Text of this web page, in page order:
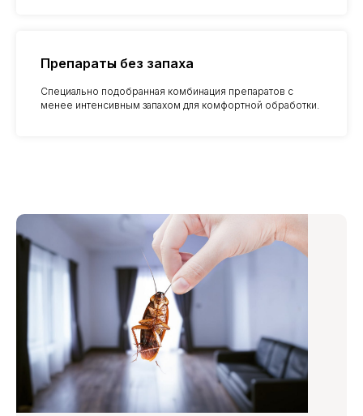
Препараты без запаха
Специально подобранная комбинация препаратов с
менее интенсивным запахом для комфортной обработки.
сайте
+7
Я подтверждаю ознакомление и даюСогласие на обработку
моих персональных данныхв порядке и на условиях,
указанных вПолитике обработки персональных данных